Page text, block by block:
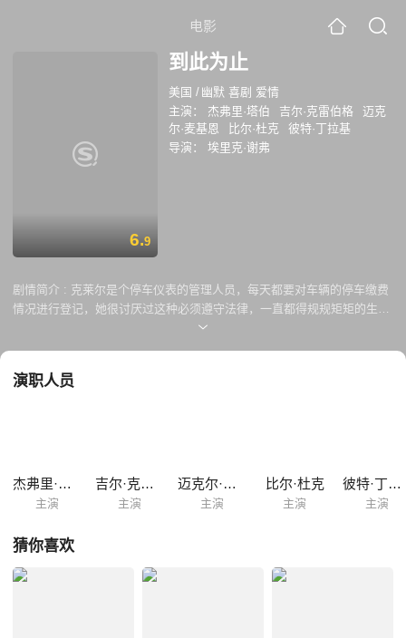
电影
6.9
到此为止
美国 / 幽默 喜剧 爱情
主演：
杰弗里·塔伯 吉尔·克雷伯格
迈克
尔·麦基恩
比尔·杜克
彼特·丁拉基
导演：
埃里克·谢弗
剧情简介 : 克莱尔是个停车仪表的管理人员，每天都要对车辆的停车缴费
情况进行登记，她很讨厌过这种必须遵守法律，一直都得规规矩矩的生
活。而杰却恰恰相反，他是个脾气暴躁的交通警，非常热爱自己的工作。
定的爱情。最后发现，尽管有着很多的不和谐之处，但是爱情却可以战胜
演职人员
杰弗里·塔伯
主演
吉尔·克雷伯格
主演
迈克尔·麦基恩
主演
比尔·杜克
主演
彼特·丁拉基
主演
猜你喜欢